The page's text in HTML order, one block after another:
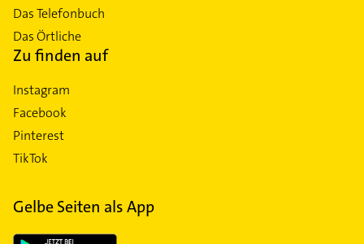
Das Telefonbuch
Das Örtliche
Zu finden auf
Instagram
Facebook
Pinterest
TikTok
Gelbe Seiten als App